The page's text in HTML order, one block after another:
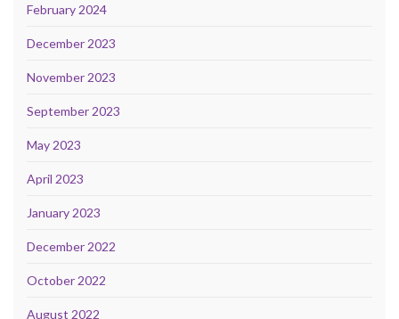
February 2024
December 2023
November 2023
September 2023
May 2023
April 2023
January 2023
December 2022
October 2022
August 2022